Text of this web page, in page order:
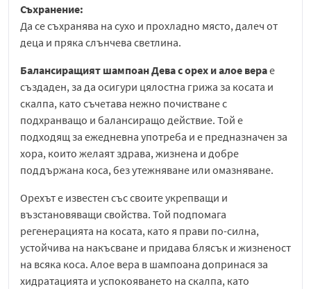
Съхранение:
Да се съхранява на сухо и прохладно място, далеч от
деца и пряка слънчева светлина.
Балансиращият шампоан Дева сорех и алое верае
създаден, за да осигури цялостна грижа за косата и
скалпа, като съчетава нежно почистване с
подхранващо и балансиращо действие. Той е
подходящ за ежедневна употреба и е предназначен за
хора, които желаят здрава, жизнена и добре
поддържана коса, без утежняване или омазняване.
Орехът е известен със своите укрепващи и
възстановяващи свойства. Той подпомага
регенерацията на косата, като я прави по-силна,
устойчива на накъсване и придава блясък и жизненост
на всяка коса. Алое вера в шампоана допринася за
хидратацията и успокояването на скалпа, като